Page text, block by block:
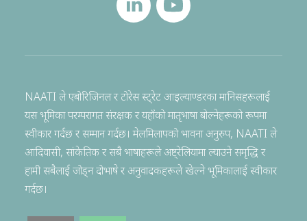
NAATI ले एबोरिजिनल र टोरेस स्ट्रेट आइल्याण्डरका मानिसहरूलाई
यस भूमिका परम्परागत संरक्षक र यहाँको मातृभाषा बोल्नेहरूको रूपमा
स्वीकार गर्दछ र सम्मान गर्दछ। मेलमिलापको भावना अनुरुप, NAATI ले
आदिवासी, सांकेतिक र सबै भाषाहरूले अष्ट्रेलियामा ल्याउने समृद्धि र
हामी सबैलाई जोड्न दोभाषे र अनुवादकहरूले खेल्ने भूमिकालाई स्वीकार
गर्दछ।